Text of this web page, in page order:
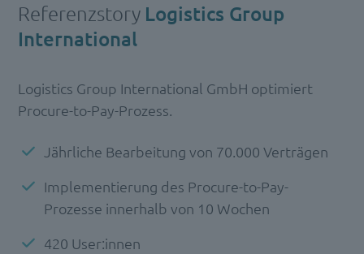
Referenzstory Logistics Group
International
Logistics Group International GmbH optimiert
Procure-to-Pay-Prozess.
Jährliche Bearbeitung von 70.000 Verträgen
Implementierung des Procure-to-Pay-
Prozesse innerhalb von 10 Wochen
420 User:innen